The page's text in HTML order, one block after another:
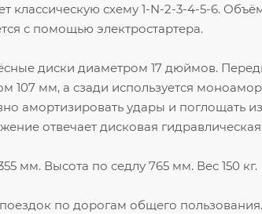
классическую схему 1-N-2-3-4-5-6.
с помощью электростартера.
диски диаметром 17 дюймов.
107 мм, а сзади используется
амортизировать удары и поглощать
отвечает дисковая гидравлическая
мм. Высота по седлу 765 мм. Вес 150 кг.
по дорогам общего